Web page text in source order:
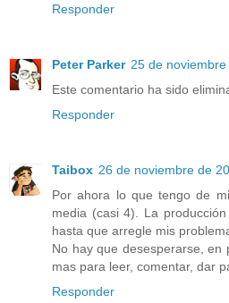
Responder
Peter Parker 25 de
Este comentario ha sido
Responder
Taibox 26 de noviembre de
Por ahora lo que tengo de
media (casi 4). La
hasta que arregle mis
No hay que desesperarse, en
mas para leer, comentar, dar
Responder